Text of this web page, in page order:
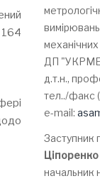
164
ДП
д.т.н.,
тел../факс
e-mail:
Заступник
начальник